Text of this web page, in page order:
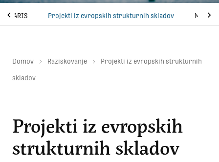
ARIS Projekti iz evropskih strukturnih skladov
Domov Raziskovanje Projekti iz evropskih strukturnih
skladov
Projekti iz evropskih
strukturnih skladov